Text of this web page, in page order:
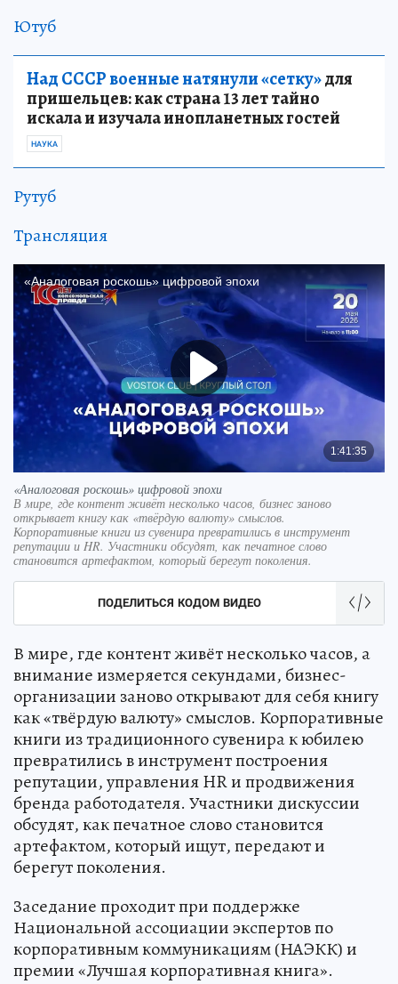
Ютуб
Над СССР военные натянули «сетку»для
пришельцев: как страна 13 лет тайно
искала и изучала инопланетных гостей
НАУКА
Рутуб
Трансляция
«Аналоговая роскошь» цифровой эпохи
В мире, где контент живёт несколько часов, бизнес заново
открывает книгу как «твёрдую валюту» смыслов.
Корпоративные книги из сувенира превратились в инструмент
репутации и HR. Участники обсудят, как печатное слово
становится артефактом, который берегут поколения.
ПОДЕЛИТЬСЯ КОДОМ ВИДЕО
В мире, где контент живёт несколько часов, а
внимание измеряется секундами, бизнес-
организации заново открывают для себя книгу
как «твёрдую валюту» смыслов. Корпоративные
книги из традиционного сувенира к юбилею
превратились в инструмент построения
репутации, управления HR и продвижения
бренда работодателя. Участники дискуссии
обсудят, как печатное слово становится
артефактом, который ищут, передают и
берегут поколения.
Заседание проходит при поддержке
Национальной ассоциации экспертов по
корпоративным коммуникациям (НАЭКК) и
премии «Лучшая корпоративная книга».